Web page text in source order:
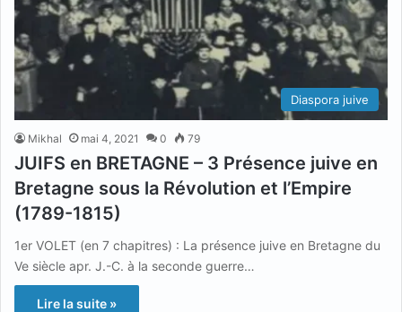
Diaspora juive
Mikhal mai 4, 2021 0 79
JUIFS en BRETAGNE – 3 Présence juive en
Bretagne sous la Révolution et l’Empire
(1789-1815)
1er VOLET (en 7 chapitres) : La présence juive en Bretagne du
Ve siècle apr. J.-C. à la seconde guerre…
Lire la suite »